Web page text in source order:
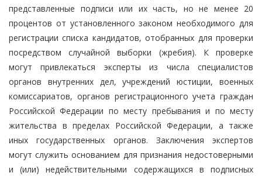
представленные подписи или их часть, но не менее 20
процентов от установленного законом необходимого для
регистрации списка кандидатов, отобранных для проверки
посредством случайной выборки (жребия). К проверке
могут привлекаться эксперты из числа специалистов
органов внутренних дел, учреждений юстиции, военных
комиссариатов, органов регистрационного учета граждан
Российской Федерации по месту пребывания и по месту
жительства в пределах Российской Федерации, а также
иных государственных органов. Заключения экспертов
могут служить основанием для признания недостоверными
и (или) недействительными содержащихся в подписных